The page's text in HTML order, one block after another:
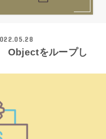
Objectをループし